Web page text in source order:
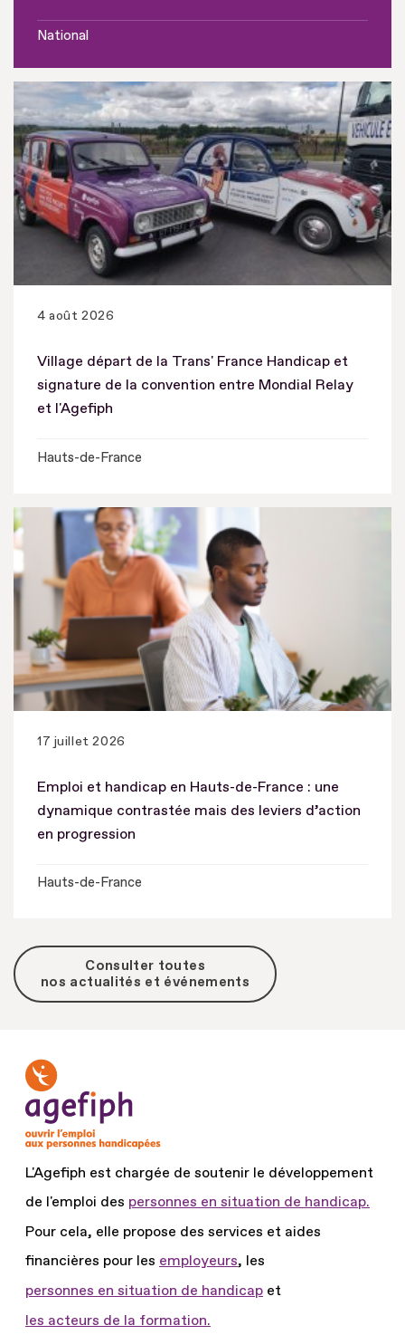
National
4 août 2026
Village départ de la Trans' France Handicap et
signature de la convention entre Mondial Relay
et l'Agefiph
Hauts-de-France
17 juillet 2026
Emploi et handicap en Hauts-de-France : une
dynamique contrastée mais des leviers d’action
en progression
Hauts-de-France
Consulter toutes
nos actualités et événements
L'Agefiph est chargée de soutenir le développement
de l'emploi des personnes en situation de handicap.
Pour cela, elle propose des services et aides
financières pour les employeurs, les
personnes en situation de handicap et
les acteurs de la formation.